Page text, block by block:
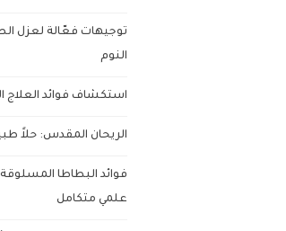
توجيهات فعّالة لعزل
النوم
استكشاف فوائد العلاج
الريحان المقدس: حلاً
فوائد البطاطا
علمي متكامل